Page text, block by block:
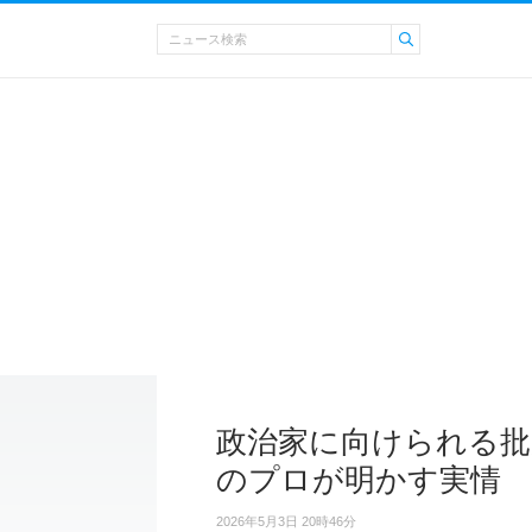
政治家に向けられる
のプロが明かす実情
2026年5月3日 20時46分